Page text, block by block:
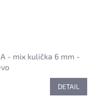
- mix kulička 6 mm -
DETAIL